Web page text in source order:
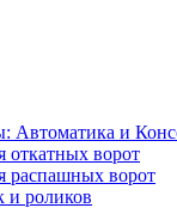
и
откатных ворот
распашных ворот
и роликов